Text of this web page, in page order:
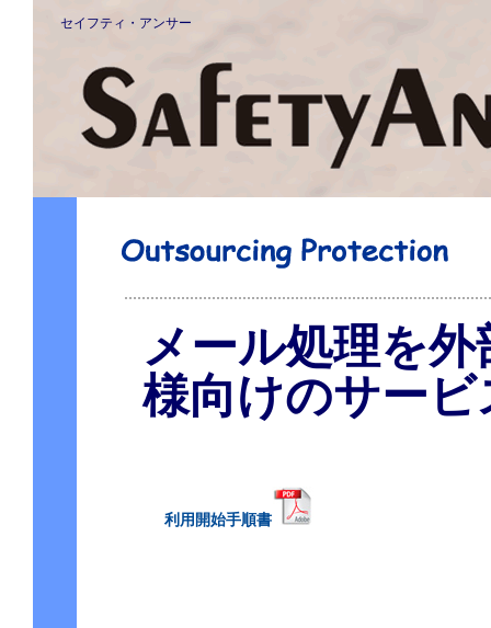
セイフティ・アンサー
メール処理を
様向けのサービ
利用開始手順書